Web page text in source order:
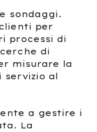
sondaggi.
per
processi di
di
misurare la
servizio al
a gestire i
La